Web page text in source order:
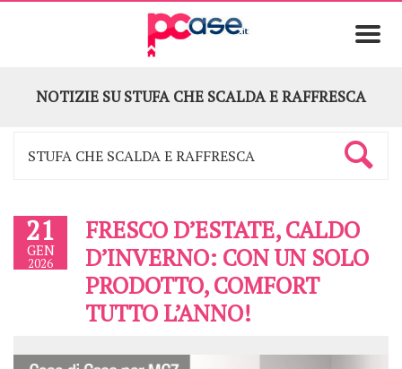
NOTIZIE SUSTUFA CHE SCALDA E RAFFRESCA
21
GEN
2026
FRESCO D’ESTATE, CALDO
D’INVERNO: CON UN SOLO
PRODOTTO, COMFORT
TUTTO L’ANNO!